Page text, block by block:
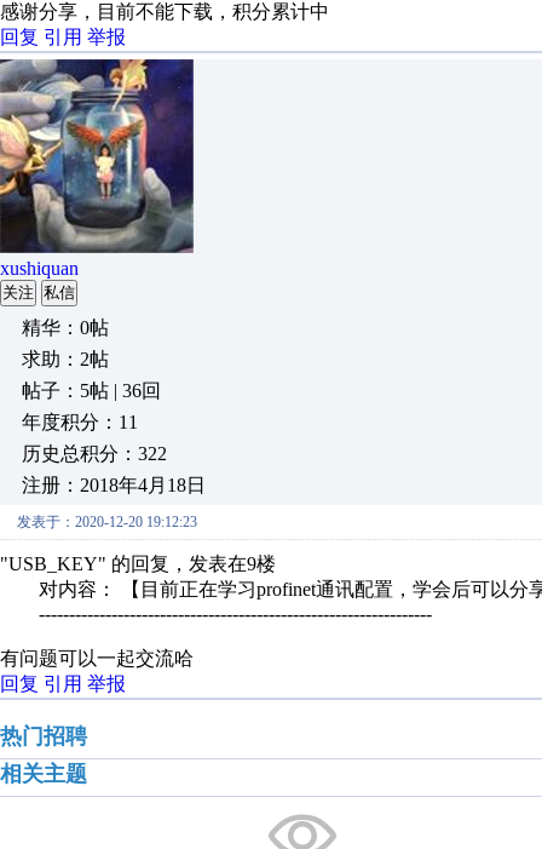
感谢分享，目前不能下载，积分累计中
回复 引用 举报
xushiquan
关注 私信
精华：0帖
求助：2帖
帖子：5帖 | 36回
年度积分：11
历史总积分：322
注册：2018年4月18日
发表于：2020-12-20 19:12:23
"USB_KEY" 的回复，发表在9楼
对内容： 【目前正在学习profinet通讯配置，学会后可以分
-----------------------------------------------------------------
有问题可以一起交流哈
回复 引用 举报
热门招聘
相关主题